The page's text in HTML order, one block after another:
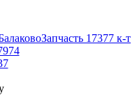
17377 к-т